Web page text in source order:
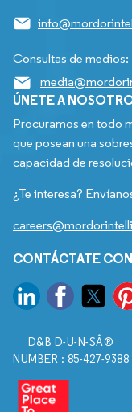
Consultas de medios:
ÚNETE A
Procuramos en todo
que posean una
capacidad de
¿Te interesa?
CONTÁCTATE
D&B D-U-N-SÂ®
NUMBER : 85-427-9388